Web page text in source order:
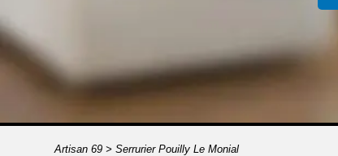
Artisan 69> Serrurier Pouilly Le Monial